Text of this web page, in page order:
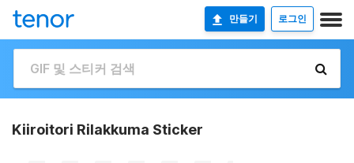
만들기 로그인
Kiiroitori Rilakkuma Sticker